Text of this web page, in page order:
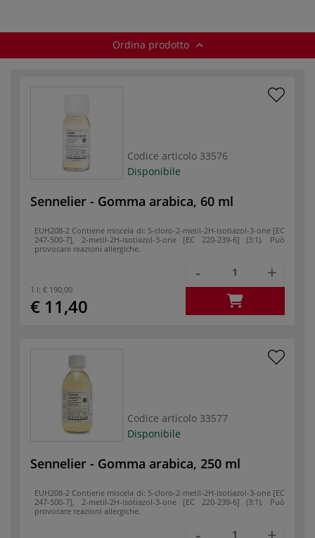
Ordina prodotto
Codice articolo 33576
Disponibile
Sennelier - Gomma arabica, 60 ml
EUH208-2 Contiene miscela di: 5-cloro-2-metil-2H-isotiazol-3-one [EC
247-500-7], 2-metil-2H-isotiazol-3-one [EC 220-239-6] (3:1). Può
provocare reazioni allergiche.
1 l: € 190,00
€ 11,40
- +
Codice articolo 33577
Disponibile
Sennelier - Gomma arabica, 250 ml
EUH208-2 Contiene miscela di: 5-cloro-2-metil-2H-isotiazol-3-one [EC
247-500-7], 2-metil-2H-isotiazol-3-one [EC 220-239-6] (3:1). Può
provocare reazioni allergiche.